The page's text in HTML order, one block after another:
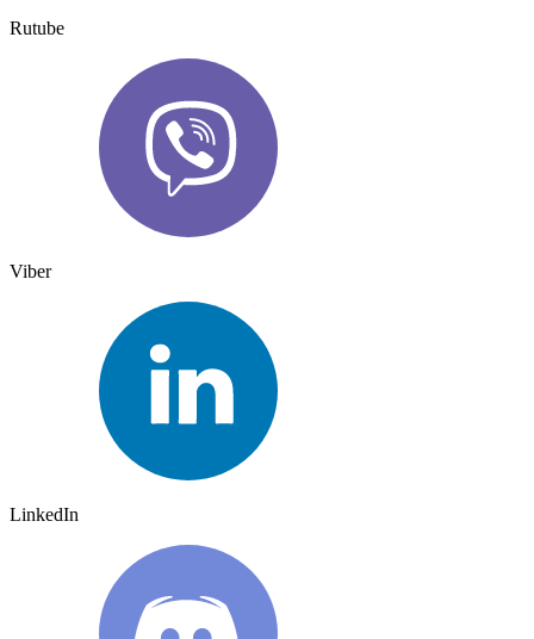
Rutube
Viber
LinkedIn